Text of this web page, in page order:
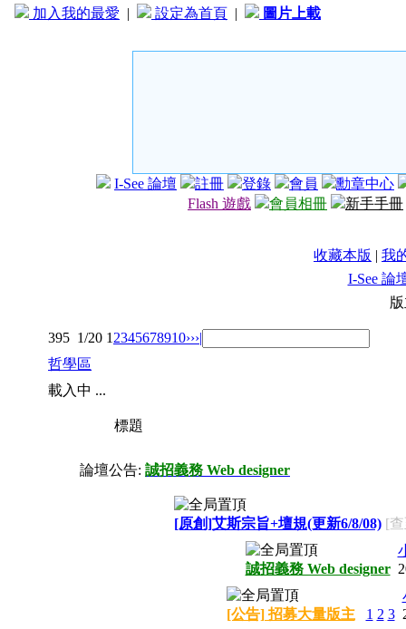
加入我的最愛 | 設定為首頁 | 圖片上載
I-See 論壇 註冊 登錄 會員
勳章中心
Flash 遊戲
會員相冊 新手手冊
收藏本版 | 我
I-See 論
395 1/20 1 2345678910›››|
哲學區
載入中 ...
標題
論壇公告: 誠招義務 Web designer
[原創]艾斯宗旨+壇規(更新6/8/08) [
誠招義務 Web designer
[公告] 招募大量版主 1 2 3